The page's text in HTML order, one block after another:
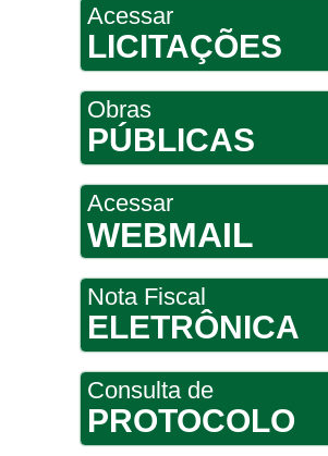
Acessar
LICITAÇÕES
Obras
PÚBLICAS
Acessar
WEBMAIL
Nota Fiscal
ELETRÔNICA
Consulta de
PROTOCOLO